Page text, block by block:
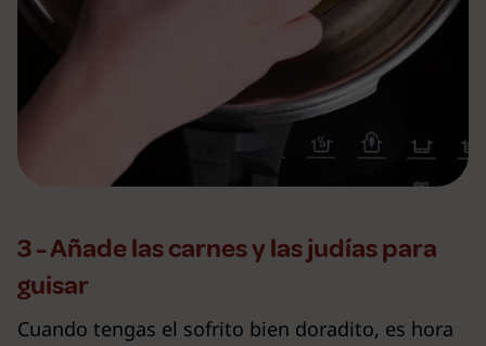
3 - Añade las carnes y las judías para
guisar
Cuando tengas el sofrito bien doradito, es hora